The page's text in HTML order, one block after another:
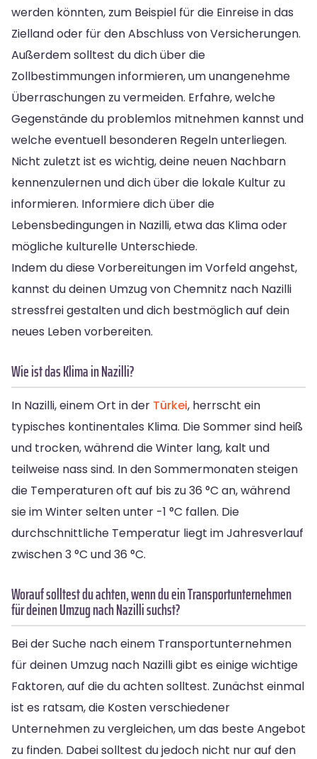
werden könnten, zum Beispiel für die Einreise in das
Zielland oder für den Abschluss von Versicherungen.
Außerdem solltest du dich über die
Zollbestimmungen informieren, um unangenehme
Überraschungen zu vermeiden. Erfahre, welche
Gegenstände du problemlos mitnehmen kannst und
welche eventuell besonderen Regeln unterliegen.
Nicht zuletzt ist es wichtig, deine neuen Nachbarn
kennenzulernen und dich über die lokale Kultur zu
informieren. Informiere dich über die
Lebensbedingungen in Nazilli, etwa das Klima oder
mögliche kulturelle Unterschiede.
Indem du diese Vorbereitungen im Vorfeld angehst,
kannst du deinen Umzug von Chemnitz nach Nazilli
stressfrei gestalten und dich bestmöglich auf dein
neues Leben vorbereiten.
Wie ist das Klima in Nazilli?
In Nazilli, einem Ort in der Türkei, herrscht ein
typisches kontinentales Klima. Die Sommer sind heiß
und trocken, während die Winter lang, kalt und
teilweise nass sind. In den Sommermonaten steigen
die Temperaturen oft auf bis zu 36 °C an, während
sie im Winter selten unter -1 °C fallen. Die
durchschnittliche Temperatur liegt im Jahresverlauf
zwischen 3 °C und 36 °C.
Worauf solltest du achten, wenn du ein Transportunternehmen
für deinen Umzug nach Nazilli suchst?
Bei der Suche nach einem Transportunternehmen
für deinen Umzug nach Nazilli gibt es einige wichtige
Faktoren, auf die du achten solltest. Zunächst einmal
ist es ratsam, die Kosten verschiedener
Unternehmen zu vergleichen, um das beste Angebot
zu finden. Dabei solltest du jedoch nicht nur auf den